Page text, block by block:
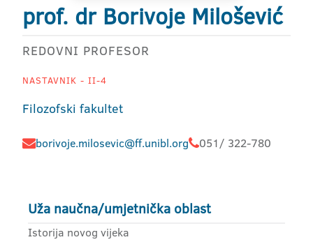
prof. dr Borivoje Milošević
REDOVNI PROFESOR
NASTAVNIK - II-4
Filozofski fakultet
borivoje.milosevic@ff.unibl.org 051/ 322-780
Uža naučna/umjetnička oblast
Istorija novog vijeka